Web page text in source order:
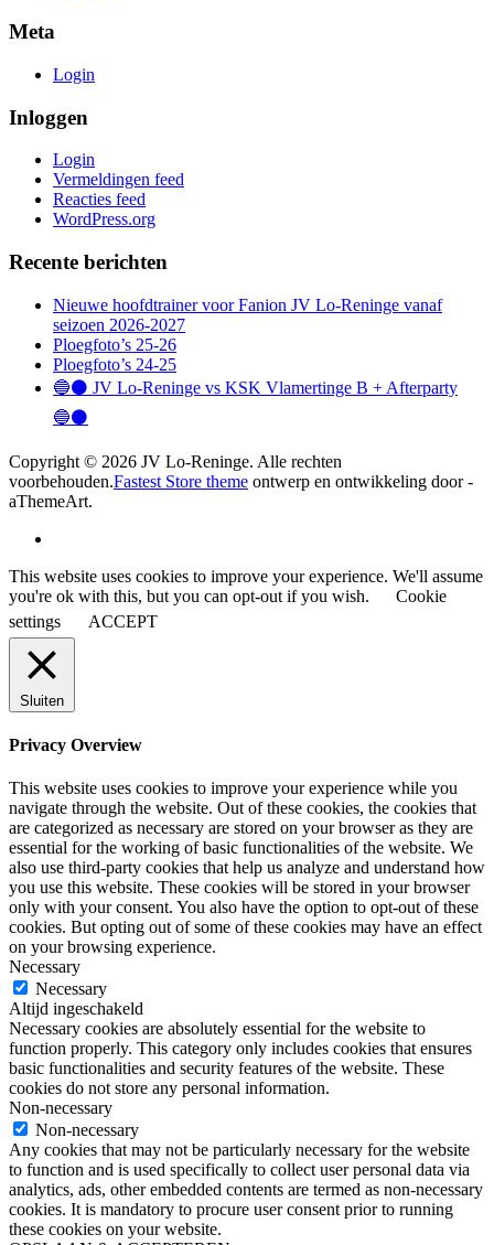
Meta
Login
Inloggen
Login
Vermeldingen feed
Reacties feed
WordPress.org
Recente berichten
Nieuwe hoofdtrainer voor Fanion JV Lo-Reninge vanaf
seizoen 2026-2027
Ploegfoto’s 25-26
Ploegfoto’s 24-25
🔵⚫️ JV Lo-Reninge vs KSK Vlamertinge B + Afterparty
🔵⚫️
Copyright © 2026 JV Lo-Reninge. Alle rechten
voorbehouden.Fastest Store theme ontwerp en ontwikkeling door -
aThemeArt.
This website uses cookies to improve your experience. We'll assume
you're ok with this, but you can opt-out if you wish.
Cookie
settings
ACCEPT
Sluiten
Privacy Overview
This website uses cookies to improve your experience while you
navigate through the website. Out of these cookies, the cookies that
are categorized as necessary are stored on your browser as they are
essential for the working of basic functionalities of the website. We
also use third-party cookies that help us analyze and understand how
you use this website. These cookies will be stored in your browser
only with your consent. You also have the option to opt-out of these
cookies. But opting out of some of these cookies may have an effect
on your browsing experience.
Necessary
Necessary
Altijd ingeschakeld
Necessary cookies are absolutely essential for the website to
function properly. This category only includes cookies that ensures
basic functionalities and security features of the website. These
cookies do not store any personal information.
Non-necessary
Non-necessary
Any cookies that may not be particularly necessary for the website
to function and is used specifically to collect user personal data via
analytics, ads, other embedded contents are termed as non-necessary
cookies. It is mandatory to procure user consent prior to running
these cookies on your website.